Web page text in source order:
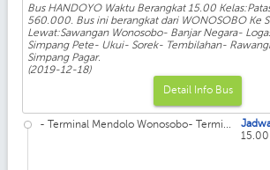
Bus HANDOYO Waktu Berangkat 15.00
560.000. Bus ini berangkat dari WONOSOBO Ke
Lewat:Sawangan Wonosobo- Banjar Negara-
Simpang Pete- Ukui- Sorek- Tembilahan-
Simpang Pagar.
(2019-12-18)
Detail Info Bus
- Terminal Mendolo Wonosobo- Termi...
15.00